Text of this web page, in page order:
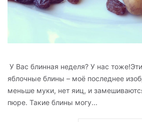
У Вас блинная неделя? У нас
яблочные блины – моё последнее
меньше муки, нет яиц, и
пюре. Такие блины могу...